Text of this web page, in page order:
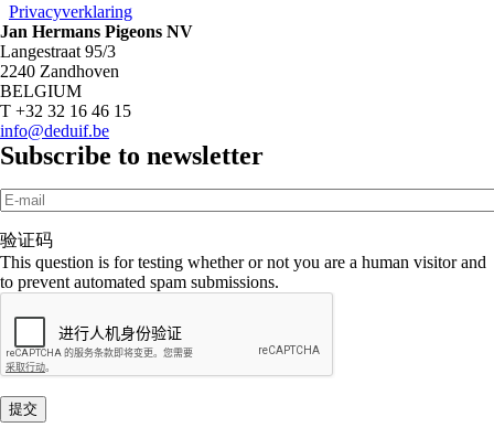
Privacyverklaring
Jan Hermans Pigeons NV
Langestraat 95/3
2240 Zandhoven
BELGIUM
T +32 32 16 46 15
info@deduif.be
Subscribe to newsletter
E-mail
验证码
This question is for testing whether or not you are a human visitor and
to prevent automated spam submissions.